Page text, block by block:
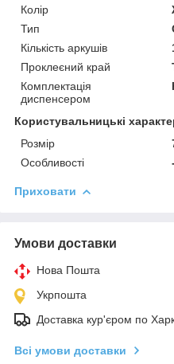
Колір
Тип
Кількість аркушів
Проклеєний край
Комплектація
диспенсером
Користувальницькі
Розмір
Особливості
-
Приховати
Умови доставки
Нова Пошта
Укрпошта
Доставка кур'єром по
Всі умови доставки